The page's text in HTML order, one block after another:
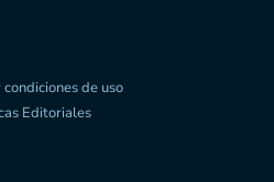
de uso
Editoriales